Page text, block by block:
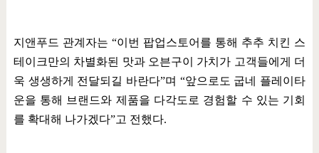
지앤푸드 관계자는 “이번 팝업스토어를 통해 추추 치킨 스
테이크만의 차별화된 맛과 오븐구이 가치가 고객들에게 더
욱 생생하게 전달되길 바란다”며 “앞으로도 굽네 플레이타
운을 통해 브랜드와 제품을 다각도로 경험할 수 있는 기회
를 확대해 나가겠다”고 전했다.